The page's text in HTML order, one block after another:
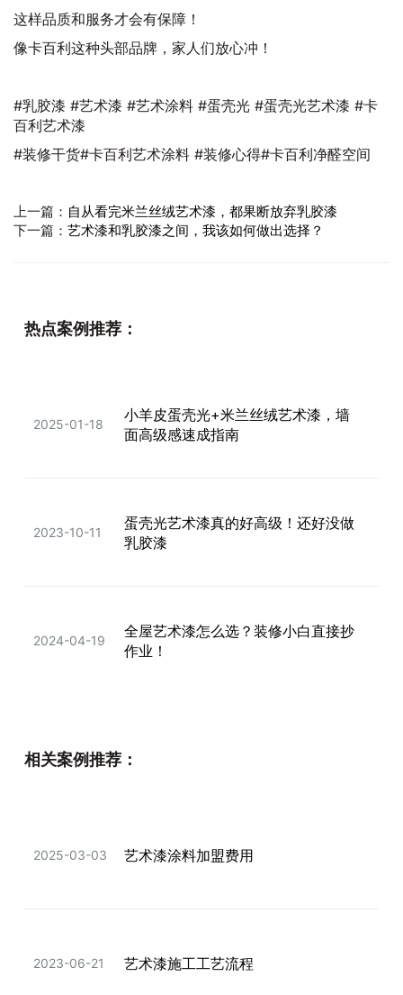
这样品质和服务才会有保障！
像卡百利这种头部品牌，家人们放心冲！
#乳胶漆 #艺术漆 #艺术涂料 #蛋壳光 #蛋壳光艺术漆 #卡
百利艺术漆
#装修干货#卡百利艺术涂料 #装修心得#卡百利净醛空间
上一篇： 自从看完米兰丝绒艺术漆，都果断放弃乳胶漆
下一篇： 艺术漆和乳胶漆之间，我该如何做出选择？
热点案例推荐：
2025-01-18
小羊皮蛋壳光+米兰丝绒艺术漆，墙
面高级感速成指南
2023-10-11
​蛋壳光艺术漆真的好高级！还好没做
乳胶漆
2024-04-19
全屋艺术漆怎么选？装修小白直接抄
作业！
2024-02-23
工包料
2024-06-20
让人一眼心动的米兰丝绒艺术漆！梦
幻又温柔~
2024-12-11
卡百利珍珠小贝壳艺术漆：背景墙、
楼梯区装修的不二之选
相关案例推荐：
2025-03-03 艺术漆涂料加盟费用
2023-06-21 艺术漆施工工艺流程